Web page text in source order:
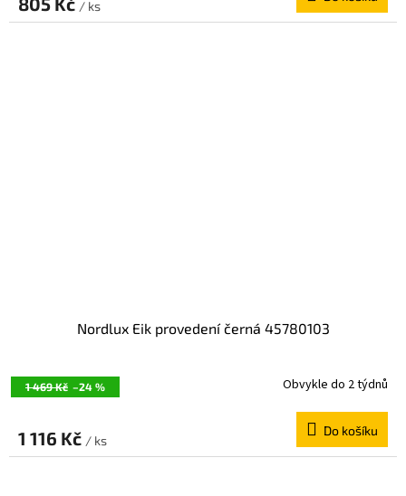
/ ks
1 469 Kč –24 %
Nordlux Eik provedení černá 45780103
Obvykle do 2 týdnů
1 116 Kč / ks
Do košíku